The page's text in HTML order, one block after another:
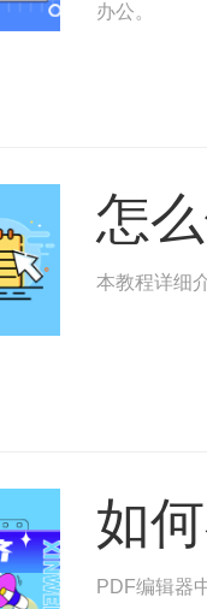
办公。
怎
本教程详细
如
PDF编辑器